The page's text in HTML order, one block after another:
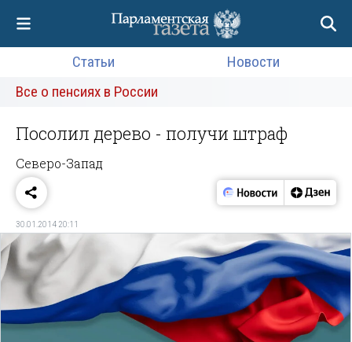
Статьи
Новости
Все о пенсиях в России
Посолил дерево - получи штраф
Северо-Запад
30.01.2014 20:11